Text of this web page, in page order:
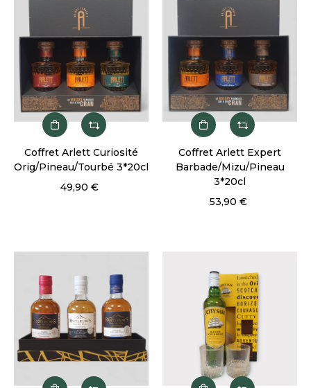
Coffret Arlett Curiosité
Orig/Pineau/Tourbé 3*20cl
49,90 €
Coffret Arlett Expert
Barbade/Mizu/Pineau
3*20cl
53,90 €